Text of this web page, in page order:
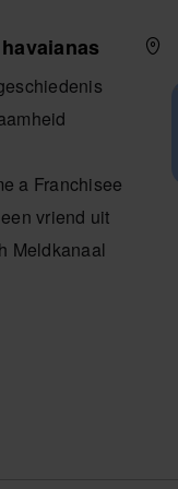
a Franchisee
vriend uit
Meldkanaal